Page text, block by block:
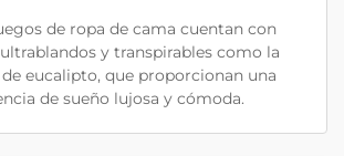
de ropa de cama cuentan con
y transpirables como la
eucalipto, que proporcionan una
de sueño lujosa y cómoda.